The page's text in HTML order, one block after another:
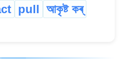
pull আকৃষ্ট কৰ্